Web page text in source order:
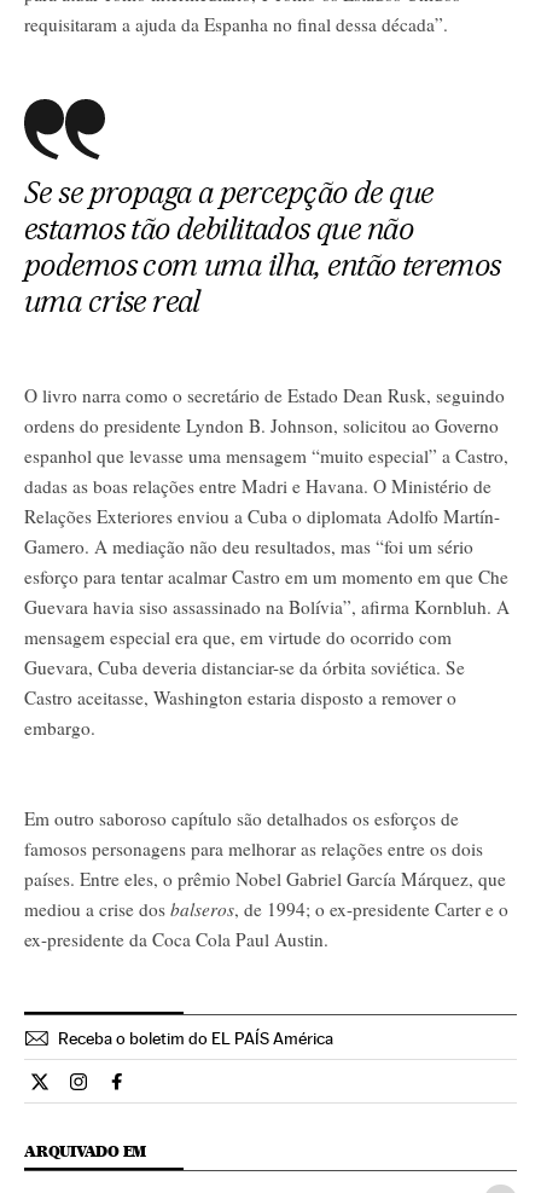
requisitaram a ajuda da Espanha no final dessa década”.
Se se propaga a percepção de que
estamos tão debilitados que não
podemos com uma ilha, então teremos
uma crise real
O livro narra como o secretário de Estado Dean Rusk, seguindo
ordens do presidente Lyndon B. Johnson, solicitou ao Governo
espanhol que levasse uma mensagem “muito especial” a Castro,
dadas as boas relações entre Madri e Havana. O Ministério de
Relações Exteriores enviou a Cuba o diplomata Adolfo Martín-
Gamero. A mediação não deu resultados, mas “foi um sério
esforço para tentar acalmar Castro em um momento em que Che
Guevara havia siso assassinado na Bolívia”, afirma Kornbluh. A
mensagem especial era que, em virtude do ocorrido com
Guevara, Cuba deveria distanciar-se da órbita soviética. Se
Castro aceitasse, Washington estaria disposto a remover o
embargo.
Em outro saboroso capítulo são detalhados os esforços de
famosos personagens para melhorar as relações entre os dois
países. Entre eles, o prêmio Nobel Gabriel García Márquez, que
mediou a crise dos balseros, de 1994; o ex-presidente Carter e o
ex-presidente da Coca Cola Paul Austin.
Receba o boletim do EL PAÍS América
Internacional El País Brasil en Twitter
Internacional El País Brasil en Instagram
Internacional El País Brasil en Facebook
ARQUIVADO EM